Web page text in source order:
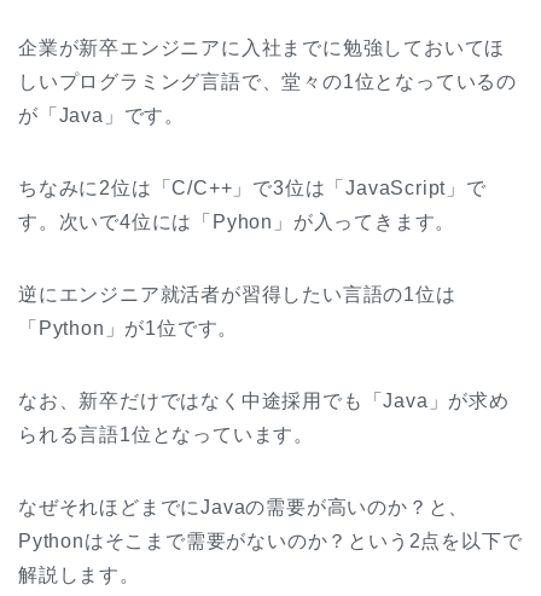
企業が新卒エンジニアに入社までに勉強しておいてほ
しいプログラミング言語で、堂々の1位となっているの
が「Java」です。
ちなみに2位は「C/C++」で3位は「JavaScript」で
す。次いで4位には「Pyhon」が入ってきます。
逆にエンジニア就活者が習得したい言語の1位は
「Python」が1位です。
なお、新卒だけではなく中途採用でも「Java」が求め
られる言語1位となっています。
なぜそれほどまでにJavaの需要が高いのか？と、
Pythonはそこまで需要がないのか？という2点を以下で
解説します。